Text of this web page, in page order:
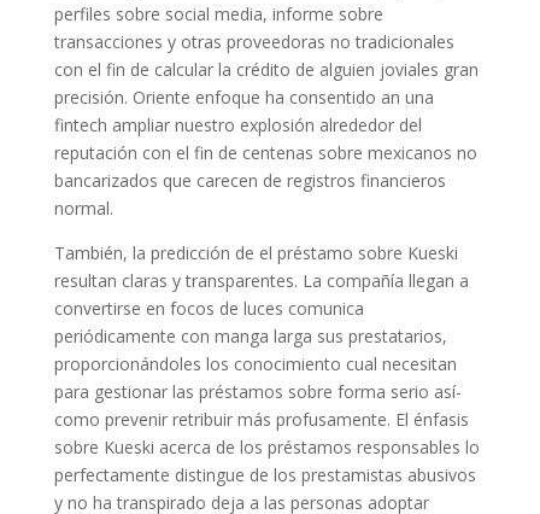
perfiles sobre social media, informe sobre
transacciones y otras proveedoras no tradicionales
con el fin de calcular la crédito de alguien joviales gran
precisión. Oriente enfoque ha consentido an una
fintech ampliar nuestro explosión alrededor del
reputación con el fin de centenas sobre mexicanos no
bancarizados que carecen de registros financieros
normal.
También, la predicción de el préstamo sobre Kueski
resultan claras y transparentes. La compañía llegan a
convertirse en focos de luces comunica
periódicamente con manga larga sus prestatarios,
proporcionándoles los conocimiento cual necesitan
para gestionar las préstamos sobre forma serio así­
como prevenir retribuir más profusamente. El énfasis
sobre Kueski acerca de los préstamos responsables lo
perfectamente distingue de los prestamistas abusivos
y no ha transpirado deja a las personas adoptar